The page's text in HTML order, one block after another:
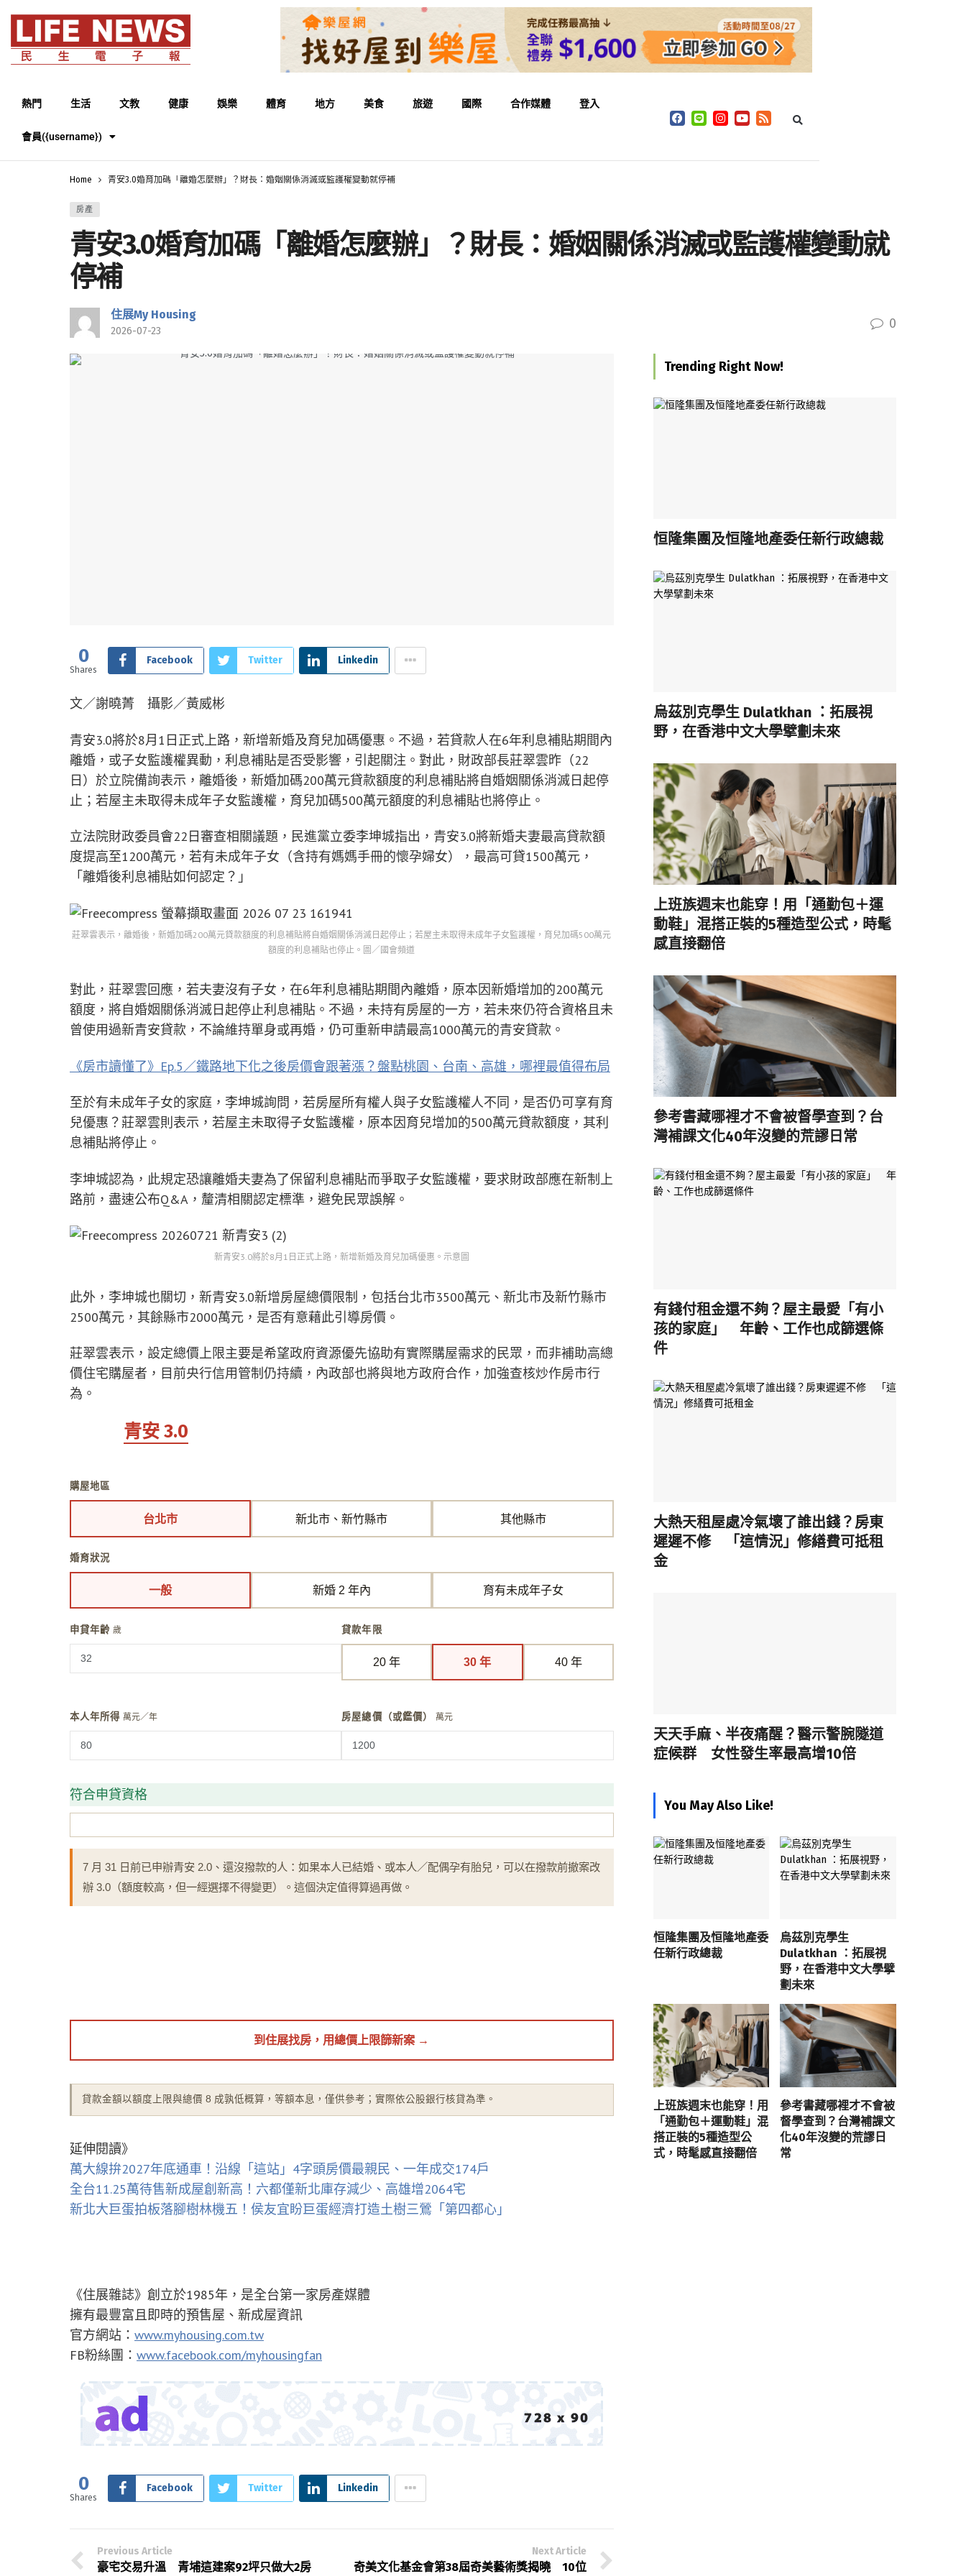
熱門 生活 文教 健康 娛樂 體育 地方 美食 旅遊 國際 合作媒體 登入
會員({username})
Home 青安3.0婚育加碼「離婚怎麼辦」？財長：婚姻關係消滅或監護權變動就停補
房產
青安3.0婚育加碼「離婚怎麼辦」？財長：婚姻關係消滅或監護權變動就
停補
住展My Housing
2026-07-23 0
0
Shares
Facebook Twitter Linkedin
文／謝曉菁 攝影／黃威彬
青安3.0將於8月1日正式上路，新增新婚及育兒加碼優惠。不過，若貸款人在6年利息補貼期間內
離婚，或子女監護權異動，利息補貼是否受影響，引起關注。對此，財政部長莊翠雲昨（22
日）於立院備詢表示，離婚後，新婚加碼200萬元貸款額度的利息補貼將自婚姻關係消滅日起停
止；若屋主未取得未成年子女監護權，育兒加碼500萬元額度的利息補貼也將停止。
立法院財政委員會22日審查相關議題，民進黨立委李坤城指出，青安3.0將新婚夫妻最高貸款額
度提高至1200萬元，若有未成年子女（含持有媽媽手冊的懷孕婦女），最高可貸1500萬元，
「離婚後利息補貼如何認定？」
莊翠雲表示，離婚後，新婚加碼200萬元貸款額度的利息補貼將自婚姻關係消滅日起停止；若屋主未取得未成年子女監護權，育兒加碼500萬元
額度的利息補貼也停止。圖／國會頻道
對此，莊翠雲回應，若夫妻沒有子女，在6年利息補貼期間內離婚，原本因新婚增加的200萬元
額度，將自婚姻關係消滅日起停止利息補貼。不過，未持有房屋的一方，若未來仍符合資格且未
曾使用過新青安貸款，不論維持單身或再婚，仍可重新申請最高1000萬元的青安貸款。
《房市讀懂了》Ep.5／鐵路地下化之後房價會跟著漲？盤點桃園、台南、高雄，哪裡最值得布局
至於有未成年子女的家庭，李坤城詢問，若房屋所有權人與子女監護權人不同，是否仍可享有育
兒優惠？莊翠雲則表示，若屋主未取得子女監護權，原本因育兒增加的500萬元貸款額度，其利
息補貼將停止。
李坤城認為，此規定恐讓離婚夫妻為了保留利息補貼而爭取子女監護權，要求財政部應在新制上
路前，盡速公布Q&A，釐清相關認定標準，避免民眾誤解。
新青安3.0將於8月1日正式上路，新增新婚及育兒加碼優惠。示意圖
此外，李坤城也關切，新青安3.0新增房屋總價限制，包括台北市3500萬元、新北市及新竹縣市
2500萬元，其餘縣市2000萬元，是否有意藉此引導房價。
莊翠雲表示，設定總價上限主要是希望政府資源優先協助有實際購屋需求的民眾，而非補助高總
價住宅購屋者，目前央行信用管制仍持續，內政部也將與地方政府合作，加強查核炒作房市行
為。
青安 3.0
購屋地區
台北市 新北市、新竹縣市 其他縣市
婚育狀況
一般 新婚 2 年內 育有未成年子女
申貸年齡 歲 貸款年限
20 年 30 年 40 年
本人年所得 萬元／年 房屋總價（或鑑價） 萬元
符合申貸資格
7 月 31 日前已申辦青安 2.0、還沒撥款的人：如果本人已結婚、或本人／配偶孕有胎兒，可以在撥款前撤案改
辦 3.0（額度較高，但一經選擇不得變更）。這個決定值得算過再做。
到住展找房，用總價上限篩新案 →
貸款金額以額度上限與總價 8 成孰低概算，等額本息，僅供參考；實際依公股銀行核貸為準。
延伸閱讀》
萬大線拚2027年底通車！沿線「這站」4字頭房價最親民、一年成交174戶
全台11.25萬待售新成屋創新高！六都僅新北庫存減少、高雄增2064宅
新北大巨蛋拍板落腳樹林機五！侯友宜盼巨蛋經濟打造土樹三鶯「第四都心」
《住展雜誌》創立於1985年，是全台第一家房產媒體
擁有最豐富且即時的預售屋、新成屋資訊
官方網站： www.myhousing.com.tw
FB粉絲團： www.facebook.com/myhousingfan
0
Shares
Facebook Twitter Linkedin
Previous Article
豪宅交易升溫 青埔這建案92坪只做大2房
Next Article
奇美文化基金會第38屆奇美藝術獎揭曉 10位
Trending Right Now!
恒隆集團及恒隆地產委任新行政總裁
烏茲別克學生 Dulatkhan ：拓展視
野，在香港中文大學擘劃未來
上班族週末也能穿！用「通勤包＋運
動鞋」混搭正裝的5種造型公式，時髦
感直接翻倍
參考書藏哪裡才不會被督學查到？台
灣補課文化40年沒變的荒謬日常
有錢付租金還不夠？屋主最愛「有小
孩的家庭」 年齡、工作也成篩選條
件
大熱天租屋處冷氣壞了誰出錢？房東
遲遲不修 「這情況」修繕費可抵租
金
天天手麻、半夜痛醒？醫示警腕隧道
症候群 女性發生率最高增10倍
You May Also Like!
恒隆集團及恒隆地產委
任新行政總裁
烏茲別克學生
Dulatkhan ：拓展視
野，在香港中文大學擘
劃未來
上班族週末也能穿！用
「通勤包＋運動鞋」混
搭正裝的5種造型公
式，時髦感直接翻倍
參考書藏哪裡才不會被
督學查到？台灣補課文
化40年沒變的荒謬日
常